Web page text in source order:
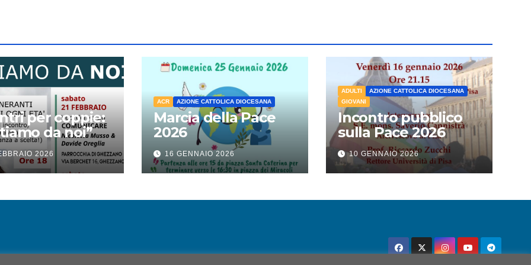
per coppie:
da noi”
2026
ACR AZIONE CATTOLICA DIOCESANA
Marcia della Pace
2026
16 GENNAIO 2026
ADULTI
AZIONE CATTOLICA DIOCESANA
GIOVANI
Incontro pubblico
sulla Pace 2026
10 GENNAIO 2026